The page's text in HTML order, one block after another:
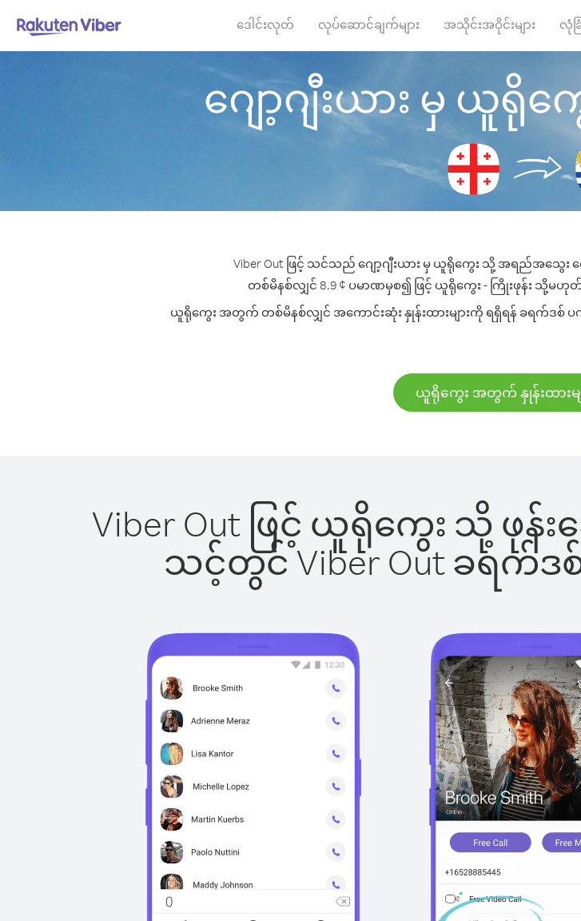
ဒေါင်းလုတ် လုပ်ဆောင်ချက်များ အသိုင်းအဝိုင်းများ လုံခ
ဂျော့ဂျီးယား မှ ယူရို
Viber Out ဖြင့် သင်သည် ဂျော့ဂျီးယား မှ ယူရိုကွေး သို့ အရည်အသွေး
တစ်မိနစ်လျှင် 8.9 ¢ ပမာဏမှစ၍ ဖြင့် ယူရိုကွေး - ကြိုးဖုန်း သို့မ
ယူရိုကွေး အတွက် တစ်မိနစ်လျှင် အကောင်းဆုံး နှုန်းထားများကို ရရှိရန် ခရက်ဒစ်
ယူရိုကွေး အတွက် နှုန်းထားမျ
Viber Out ဖြင့် ယူရိုကွေး သို့ ဖု
သင့်တွင် Viber Out ခရက်ဒ